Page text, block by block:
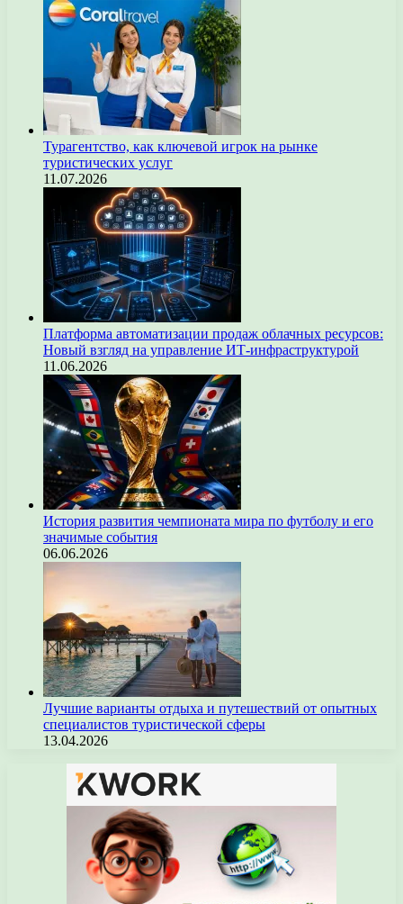
Турагентство, как ключевой игрок на рынке
туристических услуг
11.07.2026
Платформа автоматизации продаж облачных ресурсов:
Новый взгляд на управление ИТ-инфраструктурой
11.06.2026
История развития чемпионата мира по футболу и его
значимые события
06.06.2026
Лучшие варианты отдыха и путешествий от опытных
специалистов туристической сферы
13.04.2026